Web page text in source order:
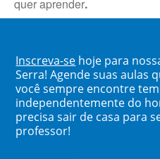
quer aprender.
Inscreva-se hoje para
Serra! Agende suas aulas
você sempre encontre
independentemente do
precisa sair de casa para
professor!